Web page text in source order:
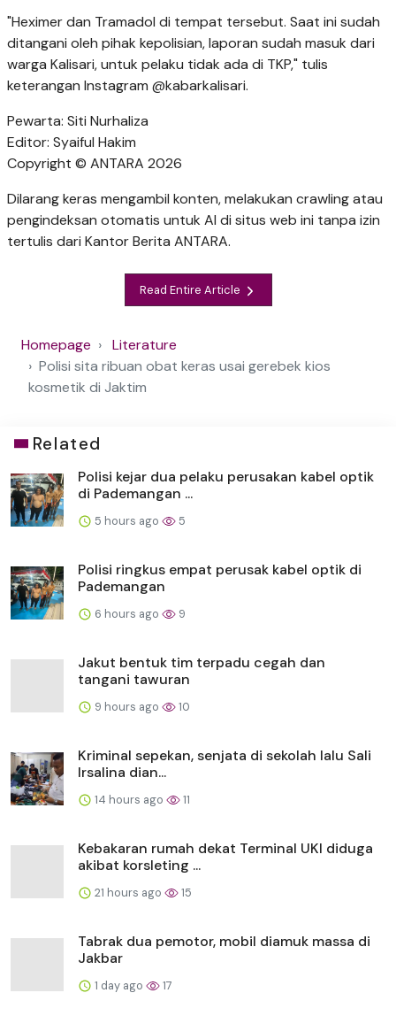
"Heximer dan Tramadol di tempat tersebut. Saat ini sudah
ditangani oleh pihak kepolisian, laporan sudah masuk dari
warga Kalisari, untuk pelaku tidak ada di TKP," tulis
keterangan Instagram @kabarkalisari.
Pewarta: Siti Nurhaliza
Editor: Syaiful Hakim
Copyright © ANTARA 2026
Dilarang keras mengambil konten, melakukan crawling atau
pengindeksan otomatis untuk AI di situs web ini tanpa izin
tertulis dari Kantor Berita ANTARA.
Read Entire Article
Homepage
Literature
Polisi sita ribuan obat keras usai gerebek kios
kosmetik di Jaktim
Related
Polisi kejar dua pelaku perusakan kabel optik
di Pademangan ...
5 hours ago 5
Polisi ringkus empat perusak kabel optik di
Pademangan
6 hours ago 9
Jakut bentuk tim terpadu cegah dan
tangani tawuran
9 hours ago 10
Kriminal sepekan, senjata di sekolah lalu Sali
Irsalina dian...
14 hours ago 11
Kebakaran rumah dekat Terminal UKI diduga
akibat korsleting ...
21 hours ago 15
Tabrak dua pemotor, mobil diamuk massa di
Jakbar
1 day ago 17